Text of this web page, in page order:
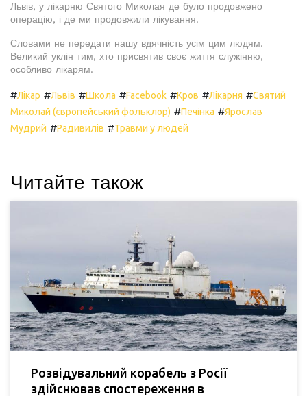
Львів, у лікарню Святого Миколая де було продовжено
операцію, і де ми продовжили лікування.
Словами не передати нашу вдячність усім цим людям.
Великий уклін тим, хто присвятив своє життя служінню,
особливо лікарям.
#Лікар #Львів #Школа #Facebook #Кров #Лікарня #Святий
Миколай (європейський фольклор) #Печінка #Ярослав
Мудрий #Радивилів #Травми у людей
Читайте також
Розвідувальний корабель з Росії
здійснював спостереження в